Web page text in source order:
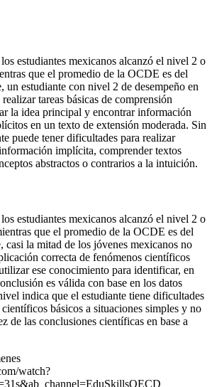
estudiantes mexicanos alcanzó el nivel 2 o
que el promedio de la OCDE es del
un estudiante con nivel 2 de desempeño en
tareas básicas de comprensión
la idea principal y encontrar información
en un texto de extensión moderada. Sin
puede tener dificultades para realizar
implícita, comprender textos
abstractos o contrarios a la intuición.
estudiantes mexicanos alcanzó el nivel 2 o
que el promedio de la OCDE es del
casi la mitad de los jóvenes mexicanos no
correcta de fenómenos científicos
ese conocimiento para identificar, en
es válida con base en los datos
indica que el estudiante tiene dificultades
básicos a situaciones simples y no
de las conclusiones científicas en base a
watch?